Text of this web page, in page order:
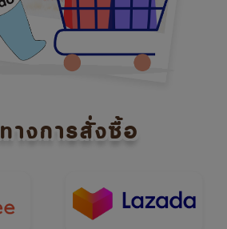
างการสั่งซื้อ